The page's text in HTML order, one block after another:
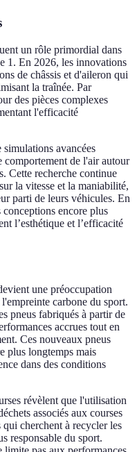
un rôle primordial dans
1. En 2026, les innovations
de châssis et d'aileron qui
la traînée. Par
des pièces complexes
l'efficacité
avancées
comportement de l'air autour
Cette recherche continue
la vitesse et la maniabilité,
parti de leurs véhicules. En
conceptions encore plus
l’esthétique et l’efficacité
une préoccupation
carbone du sport.
pneus fabriqués à partir de
accrues tout en
Ces nouveaux pneus
plus longtemps mais
dans des conditions
révèlent que l'utilisation
associés aux courses
cherchent à recycler les
responsable du sport.